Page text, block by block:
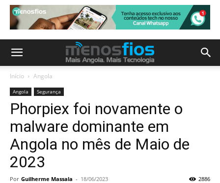
Início Angola
Angola Segurança
Phorpiex foi novamente o
malware dominante em
Angola no mês de Maio de
2023
Por Guilherme Massala - 18/06/2023 2886